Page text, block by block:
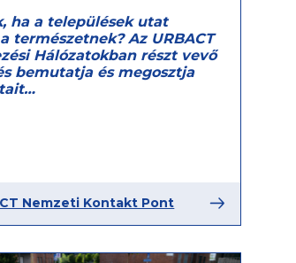
ha a települések utat
természetnek? Az URBACT
Hálózatokban részt vevő
bemutatja és megosztja
Nemzeti Kontakt Pont